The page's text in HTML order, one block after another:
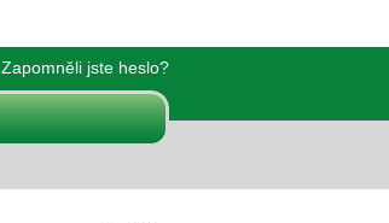
Zapomněli jste heslo?